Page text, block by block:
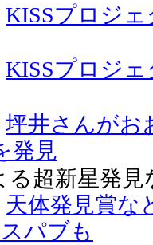
KISSプロジェ
KISSプロジ
坪井さんがお
発見
超新星発見
天体発見賞
パブも